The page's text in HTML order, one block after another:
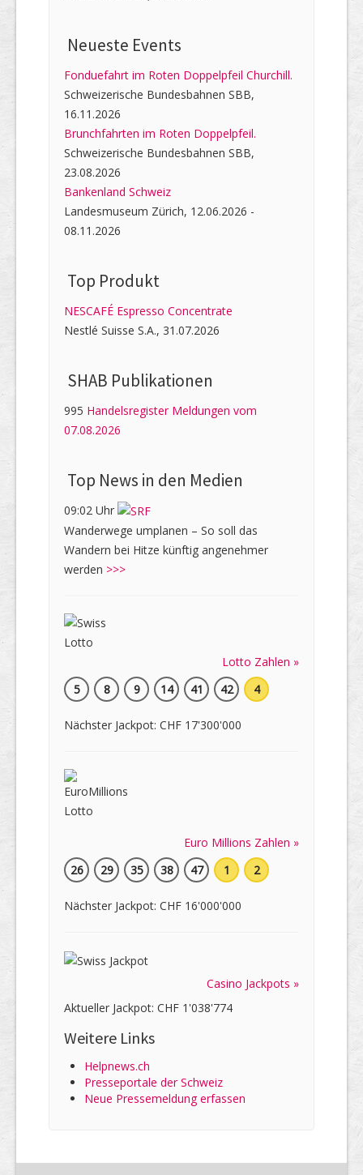
Neueste Events
Fonduefahrt im Roten Doppelpfeil Churchill.
Schweizerische Bundesbahnen SBB,
16.11.2026
Brunchfahrten im Roten Doppelpfeil.
Schweizerische Bundesbahnen SBB,
23.08.2026
Bankenland Schweiz
Landesmuseum Zürich, 12.06.2026 -
08.11.2026
Top Produkt
NESCAFÉ Espresso Concentrate
Nestlé Suisse S.A., 31.07.2026
SHAB Publi­kati­onen
995 Handelsregister Meldungen vom
07.08.2026
Top News in den Medien
09:02 Uhr
Wanderwege umplanen – So soll das
Wandern bei Hitze künftig angenehmer
werden >>>
Lotto Zahlen »
5
8 9 14 41 42 4
Nächster Jackpot: CHF 17'300'000
Euro Millions Zahlen »
26
29 35 38 47 1 2
Nächster Jackpot: CHF 16'000'000
Casino Jackpots »
Aktueller Jackpot: CHF 1'038'774
Weitere Links
Helpnews.ch
Presseportale der Schweiz
Neue Pressemeldung erfassen